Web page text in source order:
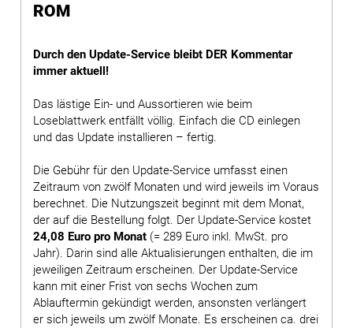
ROM
Durch den Update-Service bleibt DER Kommentar
immer aktuell!
Das lästige Ein- und Aussortieren wie beim
Loseblattwerk entfällt völlig. Einfach die CD einlegen
und das Update installieren – fertig.
Die Gebühr für den Update-Service umfasst einen
Zeitraum von zwölf Monaten und wird jeweils im Voraus
berechnet. Die Nutzungszeit beginnt mit dem Monat,
der auf die Bestellung folgt. Der Update-Service kostet
24,08 Euro pro Monat (= 289 Euro inkl. MwSt. pro
Jahr). Darin sind alle Aktualisierungen enthalten, die im
jeweiligen Zeitraum erscheinen. Der Update-Service
kann mit einer Frist von sechs Wochen zum
Ablauftermin gekündigt werden, ansonsten verlängert
er sich jeweils um zwölf Monate. Es erscheinen ca. drei